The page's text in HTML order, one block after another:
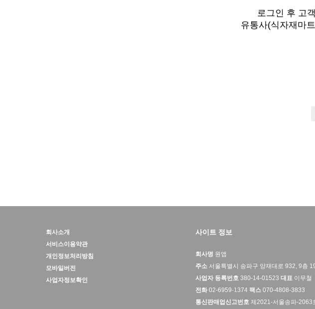
로그인 후 고
유통사(식자재마
회사소개
서비스이용약관
개인정보처리방침
모바일버전
사업자정보확인
사이트 정보
회사명 원앱
주소 서울특별시 송파구 양재대로 932, 9층
사업자 등록번호 380-14-01523 대표 이무철
전화 02-6959-1374 팩스 070-4808-3833
통신판매업신고번호 제2021-서울송파-2063